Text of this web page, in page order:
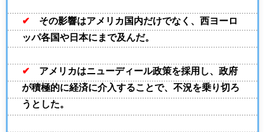
✔ その影響はアメリカ国内だけでなく、西ヨーロ
ッパ各国や日本にまで及んだ。
✔ アメリカはニューディール政策を採用し、政府
が積極的に経済に介入することで、不況を乗り切ろ
うとした。